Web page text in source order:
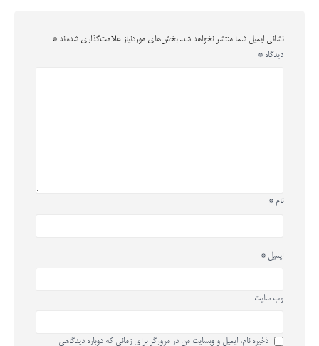
نشانی ایمیل شما منتشر نخواهد شد. بخش‌های موردنیاز علامت‌گذاری شده‌اند *
دیدگاه *
نام *
ایمیل *
وب‌ سایت
ذخیره نام، ایمیل و وبسایت من در مرورگر برای زمانی که دوباره دیدگاهی